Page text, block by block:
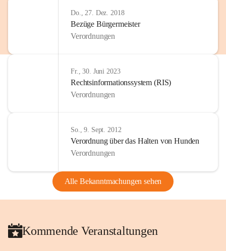
Do., 27. Dez. 2018
Bezüge Bürgermeister
Verordnungen
Fr., 30. Juni 2023
Rechtsinformationssystem (RIS)
Verordnungen
So., 9. Sept. 2012
Verordnung über das Halten von Hunden
Verordnungen
Alle Bekanntmachungen sehen
Kommende Veranstaltungen